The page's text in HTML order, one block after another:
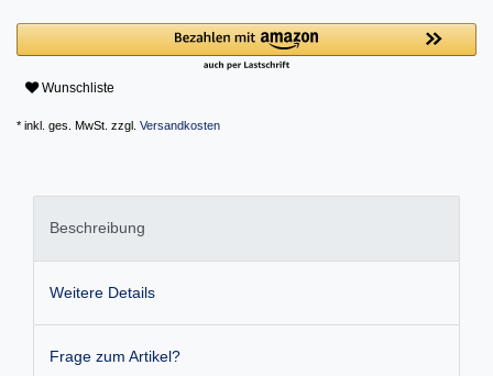
Wunschliste
* inkl. ges. MwSt. zzgl. Versandkosten
Beschreibung
Weitere Details
Frage zum Artikel?